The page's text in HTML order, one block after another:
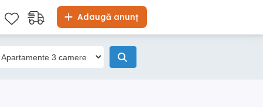
Adaugă anunț
Hartă Listă